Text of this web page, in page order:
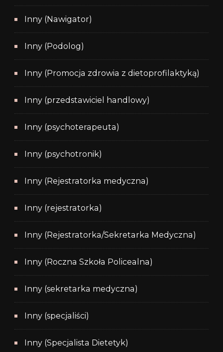
Inny (Nawigator)
Inny (Podolog)
Inny (Promocja zdrowia z dietoprofilaktyką)
Inny (przedstawiciel handlowy)
Inny (psychoterapeuta)
Inny (psychotronik)
Inny (Rejestratorka medyczna)
Inny (rejestratorka)
Inny (Rejestratorka/Sekretarka Medyczna)
Inny (Roczna Szkoła Policealna)
Inny (sekretarka medyczna)
Inny (specjaliści)
Inny (Specjalista Dietetyk)